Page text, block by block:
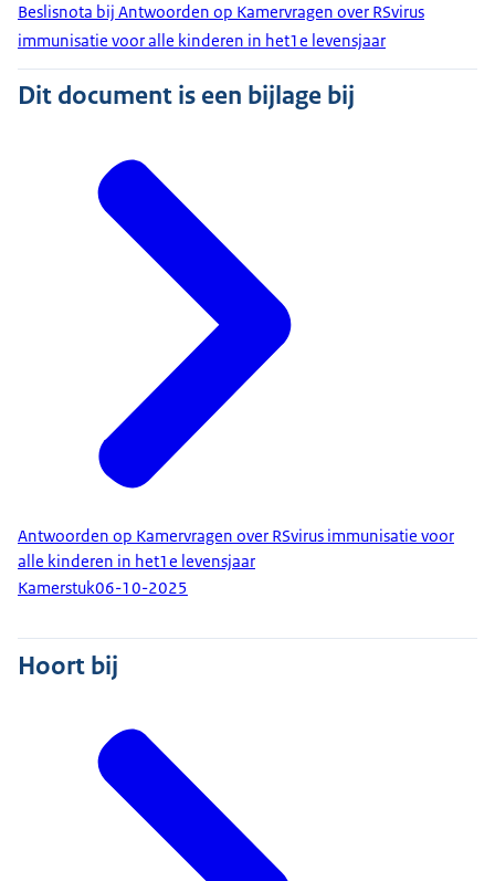
Beslisnota bij Antwoorden op Kamervragen over RSvirus
immunisatie voor alle kinderen in het1e levensjaar
Dit document is een bijlage bij
Antwoorden op Kamervragen over RSvirus immunisatie voor
alle kinderen in het1e levensjaar
Kamerstuk06-10-2025
Hoort bij